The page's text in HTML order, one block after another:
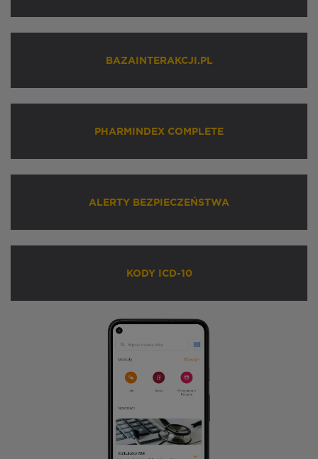
BAZAINTERAKCJI.PL
PHARMINDEX COMPLETE
ALERTY BEZPIECZEŃSTWA
KODY ICD-10